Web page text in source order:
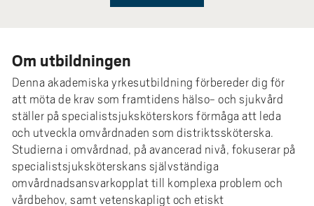
Om utbildningen
Denna akademiska yrkesutbildning förbereder dig för
att möta de krav som framtidens hälso- och sjukvård
ställer på specialistsjuksköterskors förmåga att leda
och utveckla omvårdnaden som distriktssköterska.
Studierna i omvårdnad, på avancerad nivå, fokuserar på
specialistsjuksköterskans självständiga
omvårdnadsansvarkopplat till komplexa problem och
vårdbehov, samt vetenskapligt och etiskt